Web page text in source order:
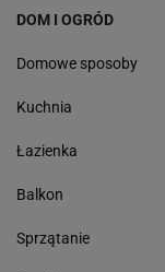
DOM I OGRÓD
Domowe sposoby
Kuchnia
Łazienka
Balkon
Sprzątanie